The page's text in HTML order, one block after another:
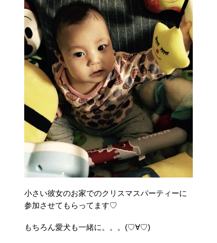
小さい彼女のお家でのクリスマスパーティーに
参加させてもらってます♡
もちろん愛犬も一緒に。。。(♡∀♡)